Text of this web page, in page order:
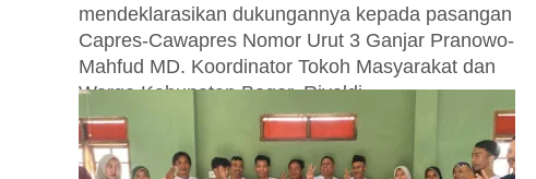
mendeklarasikan dukungannya kepada pasangan
Capres-Cawapres Nomor Urut 3 Ganjar Pranowo-
Mahfud MD. Koordinator Tokoh Masyarakat dan
Warga Kabupaten Bogor, Rivaldi,
mengungkapkan...